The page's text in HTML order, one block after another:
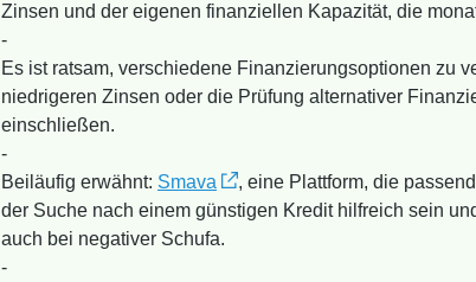
Zinsen und der eigenen finanziellen Kapazität, die
-
Es ist ratsam, verschiedene Finanzierungsoptionen zu
niedrigeren Zinsen oder die Prüfung alternativer
einschließen.
-
Beiläufig erwähnt: Smava
, eine Plattform, die
der Suche nach einem günstigen Kredit hilfreich sein
auch bei negativer Schufa.
-